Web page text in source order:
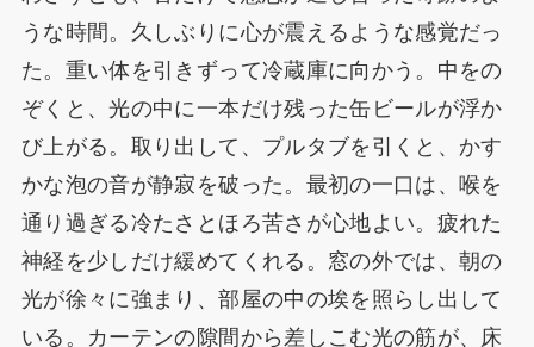
うな時間。久しぶりに心が震えるような感覚だっ
た。重い体を引きずって冷蔵庫に向かう。中をの
ぞくと、光の中に一本だけ残った缶ビールが浮か
び上がる。取り出して、プルタブを引くと、かす
かな泡の音が静寂を破った。最初の一口は、喉を
通り過ぎる冷たさとほろ苦さが心地よい。疲れた
神経を少しだけ緩めてくれる。窓の外では、朝の
光が徐々に強まり、部屋の中の埃を照らし出して
いる。カーテンの隙間から差しこむ光の筋が、床